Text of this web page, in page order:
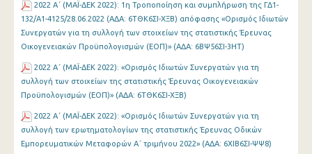
2022 Α΄ (MAΪ-ΔΕΚ 2022): 1η Τροποποίηση και συμπλήρωση της ΓΔ1-
132/Α1-4125/28.06.2022 (ΑΔΑ: 6ΤΘΚ6ΣΙ-ΧΞΒ) απόφασης «Ορισμός Ιδιωτών
Συνεργατών για τη συλλογή των στοιχείων της στατιστικής Έρευνας
Οικογενειακών Προϋπολογισμών (ΕΟΠ)» (ΑΔΑ: 6ΒΨ56ΣΙ-3ΗΤ)
2022 Α΄ (MAΪ-ΔΕΚ 2022): «Ορισμός Ιδιωτών Συνεργατών για τη
συλλογή των στοιχείων της στατιστικής Έρευνας Οικογενειακών
Προϋπολογισμών (ΕΟΠ)» (ΑΔΑ: 6ΤΘΚ6ΣΙ-ΧΞΒ)
2022 Α΄ (MAΪ-ΔΕΚ 2022): «Ορισμός Ιδιωτών Συνεργατών για τη
συλλογή των ερωτηματολογίων της στατιστικής Έρευνας Οδικών
Εμπορευματικών Μεταφορών Α΄ τριμήνου 2022» (ΑΔΑ: 6ΧΙΒ6ΣΙ-ΨΨ8)